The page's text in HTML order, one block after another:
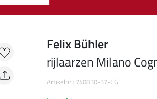
Felix Bühler
rijlaarzen Milano
Artikelnr.: 740830-37-CG